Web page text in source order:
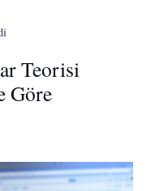
Teorisi
Göre